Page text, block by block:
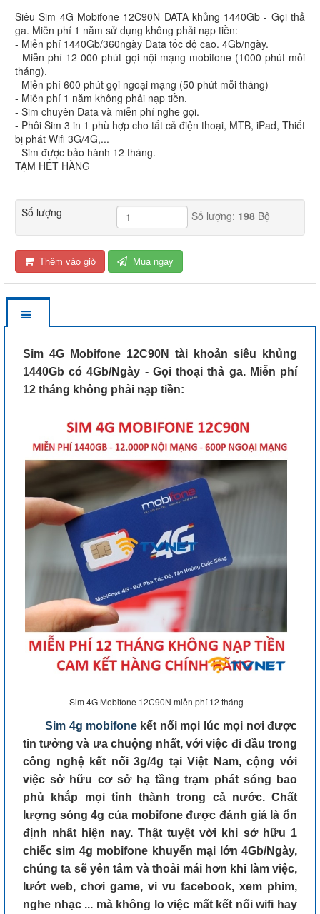
Siêu Sim 4G Mobifone 12C90N DATA khủng 1440Gb - Gọi thả
ga. Miễn phí 1 năm sử dụng không phải nạp tiền:
- Miễn phí 1440Gb/360ngày Data tốc độ cao. 4Gb/ngày.
- Miễn phí 12 000 phút gọi nội mạng mobifone (1000 phút mỗi
tháng).
- Miễn phí 600 phút gọi ngoại mạng (50 phút mỗi tháng)
- Miễn phí 1 năm không phải nạp tiền.
- Sim chuyên Data và miễn phí nghe gọi.
- Phôi Sim 3 in 1 phù hợp cho tất cả điện thoại, MTB, iPad, Thiết
bị phát Wifi 3G/4G,...
- Sim được bảo hành 12 tháng.
TẠM HẾT HÀNG
Số lượng Số lượng: 198Bộ
Thêm vào giỏ Mua ngay
Sim 4G Mobifone 12C90N tài khoản siêu khủng
1440Gb có 4Gb/Ngày - Gọi thoại thả ga. Miễn phí
12 tháng không phải nạp tiền:
Sim 4G Mobifone 12C90N miễn phí 12 tháng
Sim 4g mobifonekết nối mọi lúc mọi nơi được
tin tưởng và ưa chuộng nhất, với việc đi đầu trong
công nghệ kết nối 3g/4g tại Việt Nam, cộng với
việc sở hữu cơ sở hạ tầng trạm phát sóng bao
phủ khắp mọi tỉnh thành trong cả nước. Chất
lượng sóng 4g của mobifone được đánh giá là ổn
định nhất hiện nay. Thật tuyệt vời khi sở hữu 1
chiếc sim 4g mobifone khuyến mại lớn 4Gb/Ngày,
chúng ta sẽ yên tâm và thoải mái hơn khi làm việc,
lướt web, chơi game, vi vu facebook, xem phim,
nghe nhạc ... mà không lo việc mất kết nối wifi hay